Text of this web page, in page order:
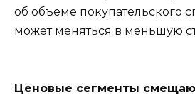
об объеме покупательского
может меняться в меньшую
Ценовые сегменты